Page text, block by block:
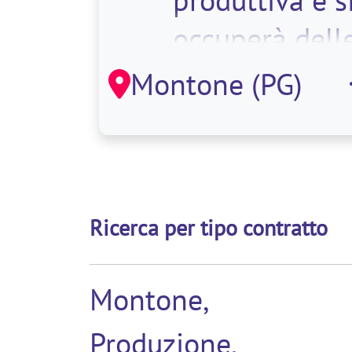
occuperà
seguenti
Montone (PG)
Ricerca per tipo contratto
Montone,
Produzione,